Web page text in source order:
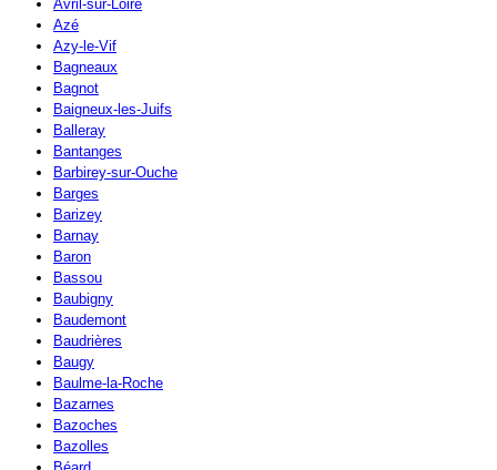
Avril-sur-Loire
Azé
Azy-le-Vif
Bagneaux
Bagnot
Baigneux-les-Juifs
Balleray
Bantanges
Barbirey-sur-Ouche
Barges
Barizey
Barnay
Baron
Bassou
Baubigny
Baudemont
Baudrières
Baugy
Baulme-la-Roche
Bazarnes
Bazoches
Bazolles